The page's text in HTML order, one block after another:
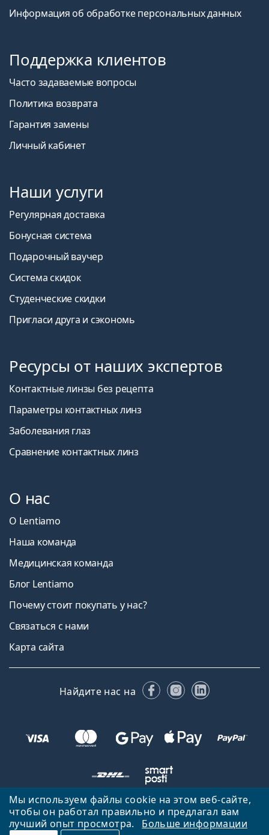
Мы используем файлы cookie на этом веб-сайте,
чтобы он работал правильно и предлагал вам
лучший опыт просмотра.
Больше информации
Информация об обработке персональных данных
Поддержка клиентов
Часто задаваемые вопросы
Политика возврата
Гарантия замены
Личный кабинет
Наши услуги
Регулярная доставка
Бонусная система
Подарочный ваучер
Система скидок
Студенческие скидки
Пригласи друга и сэкономь
Ресурсы от наших экспертов
Контактные линзы без рецепта
Параметры контактных линз
Заболевания глаз
Сравнение контактных линз
О нас
О Lentiamo
Наша команда
Медицинская команда
Блог Lentiamo
Почему стоит покупать у нас?
Связаться с нами
Карта сайта
Найдите нас на FacebookInstagram
LinkedIn
Вернуться на главную страницу
Вверх
Lentiamo.lv принадлежит и управляется Lentiamo s.r.o., Чешская